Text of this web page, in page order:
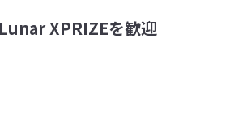
XPRIZEを歓迎